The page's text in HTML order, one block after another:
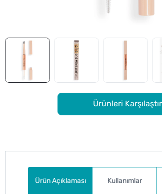
Ürünleri Karşılaştır
Ürün Açıklaması
Kullanımlar